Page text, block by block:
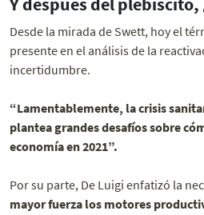
Y después del plebiscito,
Desde la mirada de Swett, hoy el
presente en el análisis de la
incertidumbre.
“Lamentablemente, la crisis
plantea grandes desafíos sobre
economía en 2021”.
Por su parte, De Luigi enfatizó la
mayor fuerza los motores